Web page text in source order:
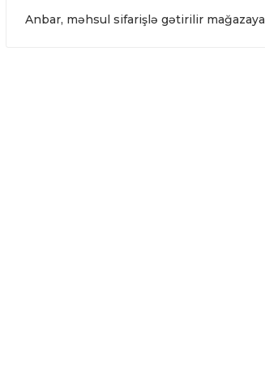
Anbar, məhsul sifarişlə gətirilir mağazaya